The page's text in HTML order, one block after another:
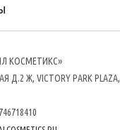
КОСМЕТИКС»
Д.2 Ж, VICTORY PARK PLAZA,